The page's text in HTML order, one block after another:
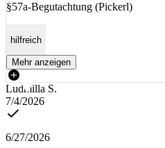
§57a-Begutachtung (Pickerl)
hilfreich
Mehr anzeigen
Ludmilla S.
7/4/2026
6/27/2026